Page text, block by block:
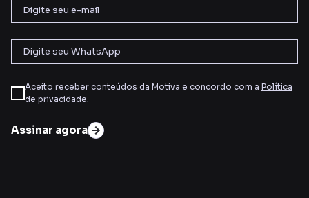
Aceito receber conteúdos da Motiva e concordo com a Política
de privacidade
Assinar agora